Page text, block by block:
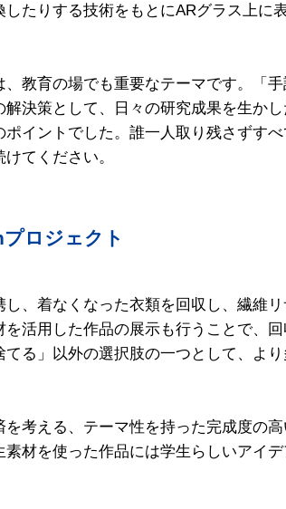
たりする技術をもとにARグラス上に
、教育の場でも重要なテーマです。「
決策として、日々の研究成果を生か
イントでした。誰一人取り残さずす
てください。
ロジェクト
、着なくなった衣類を回収し、繊維
活用した作品の展示も行うことで、
る」以外の選択肢の一つとして、よ
考える、テーマ性を持った完成度の
材を使った作品には学生らしいアイ